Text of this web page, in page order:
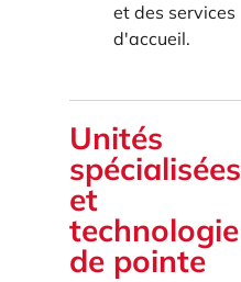
et des services
d'accueil.
Unités
spécialisées
et
technologie
de pointe